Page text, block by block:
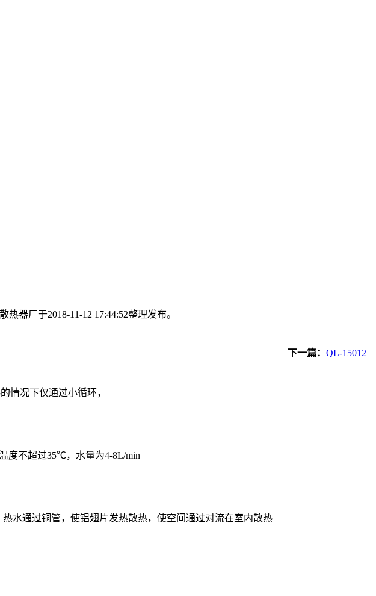
器厂于2018-11-12 17:44:52整理发布。
下一篇： QL-15012
情况下仅通过小循环，
度不超过35℃，水量为4-8L/min
水通过铜管，使铝翅片发热散热，使空间通过对流在室内散热